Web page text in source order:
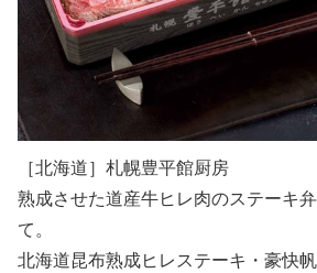
［北海道］札幌豊平館厨房
熟成させた道産牛ヒレ肉のステーキ
て。
北海道昆布熟成ヒレステーキ・豪快帆